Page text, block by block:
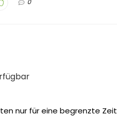
0
nur für eine begrenzte